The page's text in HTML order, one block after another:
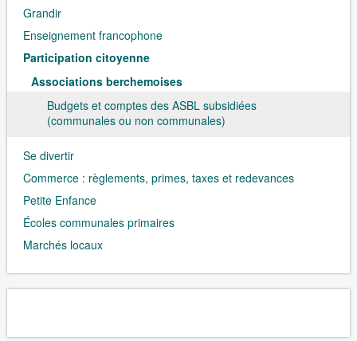
Grandir
Enseignement francophone
Participation citoyenne
Associations berchemoises
Budgets et comptes des ASBL subsidiées
(communales ou non communales)
Se divertir
Commerce : règlements, primes, taxes et redevances
Petite Enfance
Écoles communales primaires
Marchés locaux